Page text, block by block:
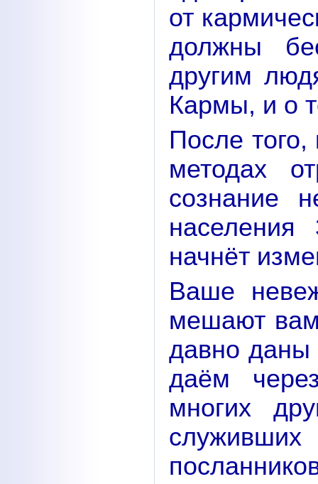
от
должны
другим
Кармы, и о
После
методах
сознание
начнёт
Ваше
мешают
давно даны
даём
многих